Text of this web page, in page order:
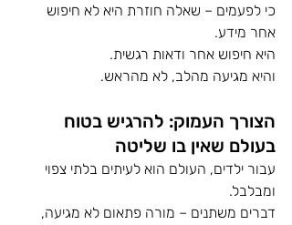
כי לפעמים – שאלה חוזרת היא לא חיפוש
אחר מידע.
היא חיפוש אחר ודאות רגשית.
והיא מגיעה מהלב, לא מהראש.
הצורך העמוק: להרגיש בטוח
בעולם שאין בו שליטה
עבור ילדים, העולם הוא לעיתים בלתי צפוי
ומבלבל.
דברים משתנים – מורה פתאום לא מגיעה,